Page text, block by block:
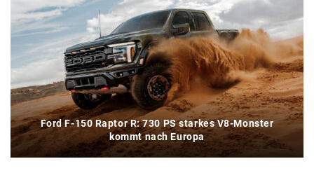
Ford F-150 Raptor R: 730 PS starkes V8-Monster
kommt nach Europa